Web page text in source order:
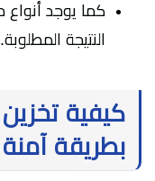
كما يوجد أنواع
النتيجة المطلوبة.
بطريقة آمنة